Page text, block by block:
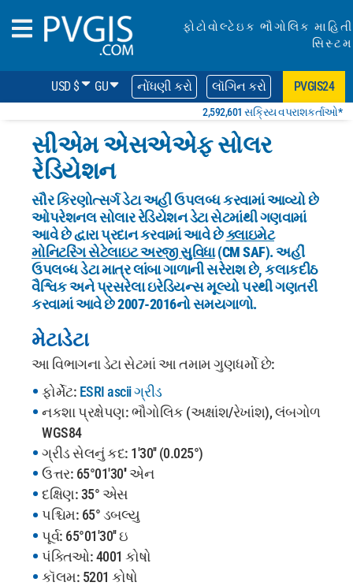
ફોટોવોલ્ટેઇક ભૌગોલિક માહિતી
સિસ્ટમ
USD $ GU નોંધણી કરો લૉગિન કરો PVGIS24
2,592,601 સક્રિય વપરાશકર્તાઓ*
સીએમ એસએએફ સોલર
રેડિયેશન
સૌર કિરણોત્સર્ગ ડેટા અહીં ઉપલબ્ધ કરવામાં આવ્યો છે
ઓપરેશનલ સોલાર રેડિયેશન ડેટા સેટમાંથી ગણવામાં
આવે છે દ્વારા પ્રદાન કરવામાં આવે છેક્લાઇમેટ
મોનિટરિંગ સેટેલાઇટઅરજી સુવિધા(CM SAF). અહીં
ઉપલબ્ધ ડેટા માત્ર લાંબા ગાળાની સરેરાશ છે, કલાકદીઠ
વૈશ્વિક અને પ્રસરેલા ઇરેડિયન્સ મૂલ્યો પરથી ગણતરી
કરવામાં આવે છે2007-2016નો સમયગાળો.
મેટાડેટા
આ વિભાગના ડેટા સેટમાં આ તમામ ગુણધર્મો છે:
ફોર્મેટ: ESRI ascii ગ્રીડ
નકશા પ્રક્ષેપણ: ભૌગોલિક (અક્ષાંશ/રેખાંશ), લંબગોળ
WGS84
ગ્રીડ સેલનું કદ: 1'30'' (0.025°)
ઉત્તર: 65°01'30'' એન
દક્ષિણ: 35° એસ
પશ્ચિમ: 65° ડબલ્યુ
પૂર્વ: 65°01'30'' ઇ
પંક્તિઓ: 4001 કોષો
કૉલમ: 5201 કોષો